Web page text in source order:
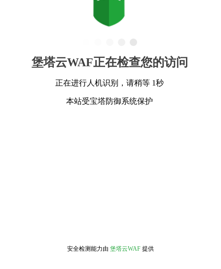
堡塔云WAF正在检查您的访问
正在进行人机识别，请稍等 1秒
本站受宝塔防御系统保护
安全检测能力由 堡塔云WAF 提供